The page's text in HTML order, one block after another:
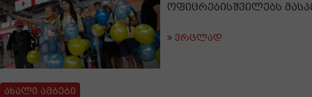
ოფიცრებისშვილებს
ვრცლად
ახალი ამბები